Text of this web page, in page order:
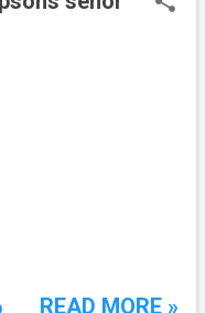
READ MORE »